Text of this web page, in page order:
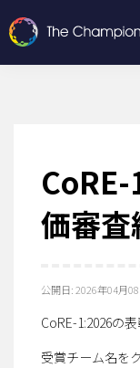
価審
公開日:2026年04月
CoRE-1:2026の
受賞チーム名を